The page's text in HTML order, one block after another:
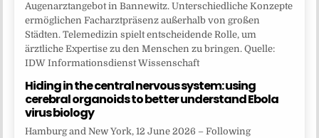
Augenarztangebot in Bannewitz. Unterschiedliche Konzepte
ermöglichen Facharztpräsenz außerhalb von großen
Städten. Telemedizin spielt entscheidende Rolle, um
ärztliche Expertise zu den Menschen zu bringen. Quelle:
IDW Informationsdienst Wissenschaft
Hiding in the central nervous system: using
cerebral organoids to better understand Ebola
virus biology
Hamburg and New York, 12 June 2026 – Following